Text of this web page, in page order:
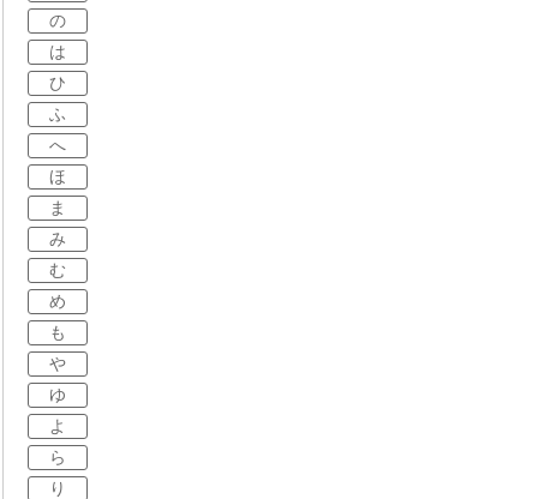
の
は
ひ
ふ
へ
ほ
ま
み
む
め
も
や
ゆ
よ
ら
り